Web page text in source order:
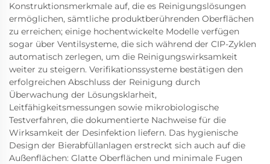
Konstruktionsmerkmale auf, die es Reinigungslösungen
ermöglichen, sämtliche produktberührenden Oberflächen
zu erreichen; einige hochentwickelte Modelle verfügen
sogar über Ventilsysteme, die sich während der CIP-Zyklen
automatisch zerlegen, um die Reinigungswirksamkeit
weiter zu steigern. Verifikationssysteme bestätigen den
erfolgreichen Abschluss der Reinigung durch
Überwachung der Lösungsklarheit,
Leitfähigkeitsmessungen sowie mikrobiologische
Testverfahren, die dokumentierte Nachweise für die
Wirksamkeit der Desinfektion liefern. Das hygienische
Design der Bierabfüllanlagen erstreckt sich auch auf die
Außenflächen: Glatte Oberflächen und minimale Fugen